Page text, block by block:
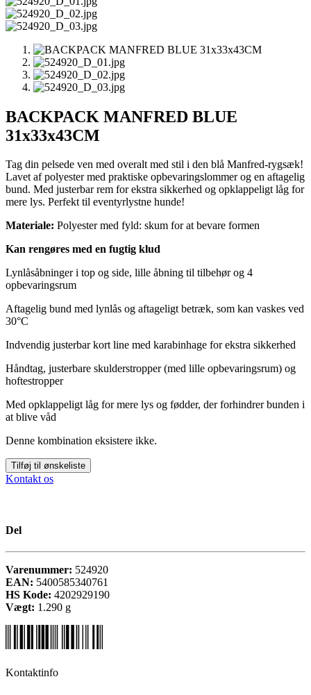
BACKPACK MANFRED BLUE
31x33x43CM
Tag din pelsede ven med overalt med stil i den blå Manfred-rygsæk!
Lavet af polyester med praktiske opbevaringslommer og en aftagelig
bund. Med justerbar rem for ekstra sikkerhed og opklappeligt låg for
mere lys. Perfekt til eventyrlystne hunde!
Materiale: Polyester med fyld: skum for at bevare formen
Kan rengøres med en fugtig klud
Lynlåsåbninger i top og side, lille åbning til tilbehør og 4
opbevaringsrum
Aftagelig bund med lynlås og aftageligt betræk, som kan vaskes ved
30°C
Indvendig justerbar kort line med karabinhage for ekstra sikkerhed
Håndtag, justerbare skulderstropper (med lille opbevaringsrum) og
hoftestropper
Med opklappeligt låg for mere lys og fødder, der forhindrer bunden i
at blive våd
Denne kombination eksistere ikke.
Tilføj til ønskeliste
Kontakt os
Del
Varenummer: 524920
EAN: 5400585340761
HS Kode: 4202929190
Vægt: 1.290 g
Kontaktinfo